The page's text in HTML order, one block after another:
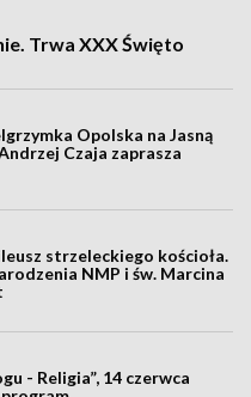
Trwa XXX Święto
Opolska na Jasną
Czaja zaprasza
strzeleckiego kościoła.
NMP i św. Marcina
- Religia”, 14 czerwca